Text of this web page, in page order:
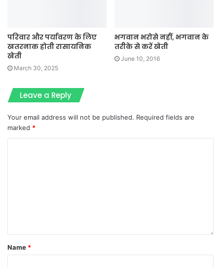
परिवार और पर्यावरण के लिए
खतरनाक होती रासायनिक
खेती
March 30, 2025
भगवान भरोसे नहीं, भगवान के
तरीके से करें खेती
June 10, 2016
Leave a Reply
Your email address will not be published. Required fields are
marked *
Name *